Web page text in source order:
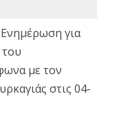
Ενημέρωση για
με τον
στις 04-